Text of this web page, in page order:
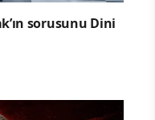
sorusunu Dini